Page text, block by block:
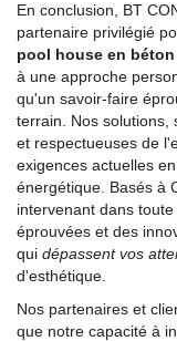
En conclusion, BT
partenaire privilégié
pool house en
à une approche
qu'un savoir-faire
terrain. Nos solutions,
et respectueuses de
exigences actuelles
énergétique. Basés à
intervenant dans
éprouvées et des
qui dépassent vos
d'esthétique.
Nos partenaires et
que notre capacité à